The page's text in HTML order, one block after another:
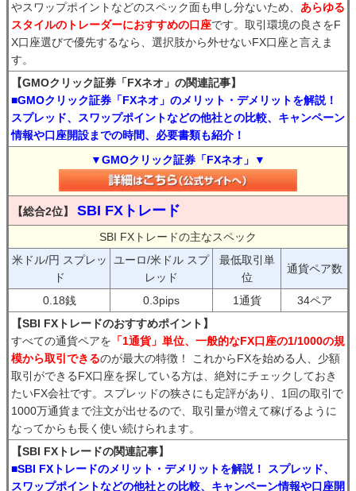
やスワップポイントなどのスペック面も申し分ないため、 あらゆる
スタイルのトレーダーにおすすめの口座です。取引環境の良さをF
X口座選びで優先するなら、選択肢から外せないFX口座と言えま
す。
【GMOクリック証券「FXネオ」の関連記事】
■GMOクリック証券「FXネオ」のメリット・デメリットを解説！
スプレッド、スワップポイントなどの他社との比較、キャンペーン
情報や口座開設までの時間、必要書類も紹介！
▼GMOクリック証券「FXネオ」▼
【総合2位】 SBI FXトレード
SBI FXトレードの主なスペック
米ドル/円 スプレッ
ド
ユーロ/米ドル スプ
レッド
最低取引単
位
通貨ペア数
0.18銭 0.3pips 1通貨
34ペア
【SBI FXトレードのおすすめポイント】
すべての通貨ペアを 「1通貨」単位、一般的なFX口座の1/1000の規
模から取引できるのが最大の特徴！ これからFXを始める人、少額
取引ができるFX口座を探している方は、絶対にチェックしておき
たいFX会社です。スプレッドの狭さにも定評があり、1回の取引で
1000万通貨まで注文が出せるので、取引量が増えて稼げるように
なってからも長く使い続けられます。
【SBI FXトレードの関連記事】
■SBI FXトレードのメリット・デメリットを解説！ スプレッド、
スワップポイントなどの他社との比較、キャンペーン情報や口座開